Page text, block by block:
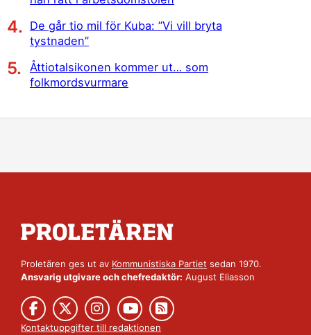
De går tio mil för Kuba: ”Vi vill bryta
tystnaden”
Åttiotalsikonen kommer ut… som
folkmordsvurmare
Proletären ges ut av Kommunistiska Partiet sedan 1970.
Ansvarig utgivare och chefredaktör: August Eliasson
Kontaktuppgifter till redaktionen